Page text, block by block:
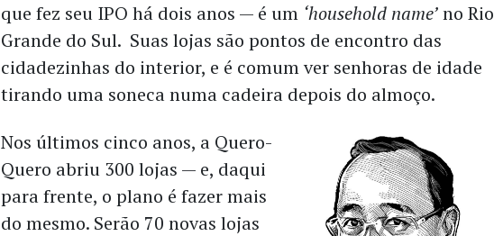
que fez seu IPO há dois anos — é um ‘household name’no Rio
Grande do Sul. Suas lojas são pontos de encontro das
cidadezinhas do interior, e é comum ver senhoras de idade
tirando uma soneca numa cadeira depois do almoço.
Nos últimos cinco anos, a Quero-
Quero abriu 300 lojas — e, daqui
para frente, o plano é fazer mais
do mesmo. Serão 70 novas lojas